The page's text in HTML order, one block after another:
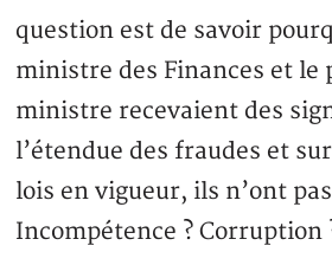
question est de savoir
ministre des Finances et le
ministre recevaient des
l’étendue des fraudes et
lois en vigueur, ils n’ont
Incompétence ? Corruption